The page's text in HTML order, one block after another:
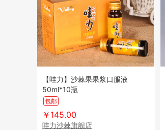
【哇力】沙棘果果浆口服液
50ml*10瓶
包邮
￥145.00
哇力沙棘旗舰店